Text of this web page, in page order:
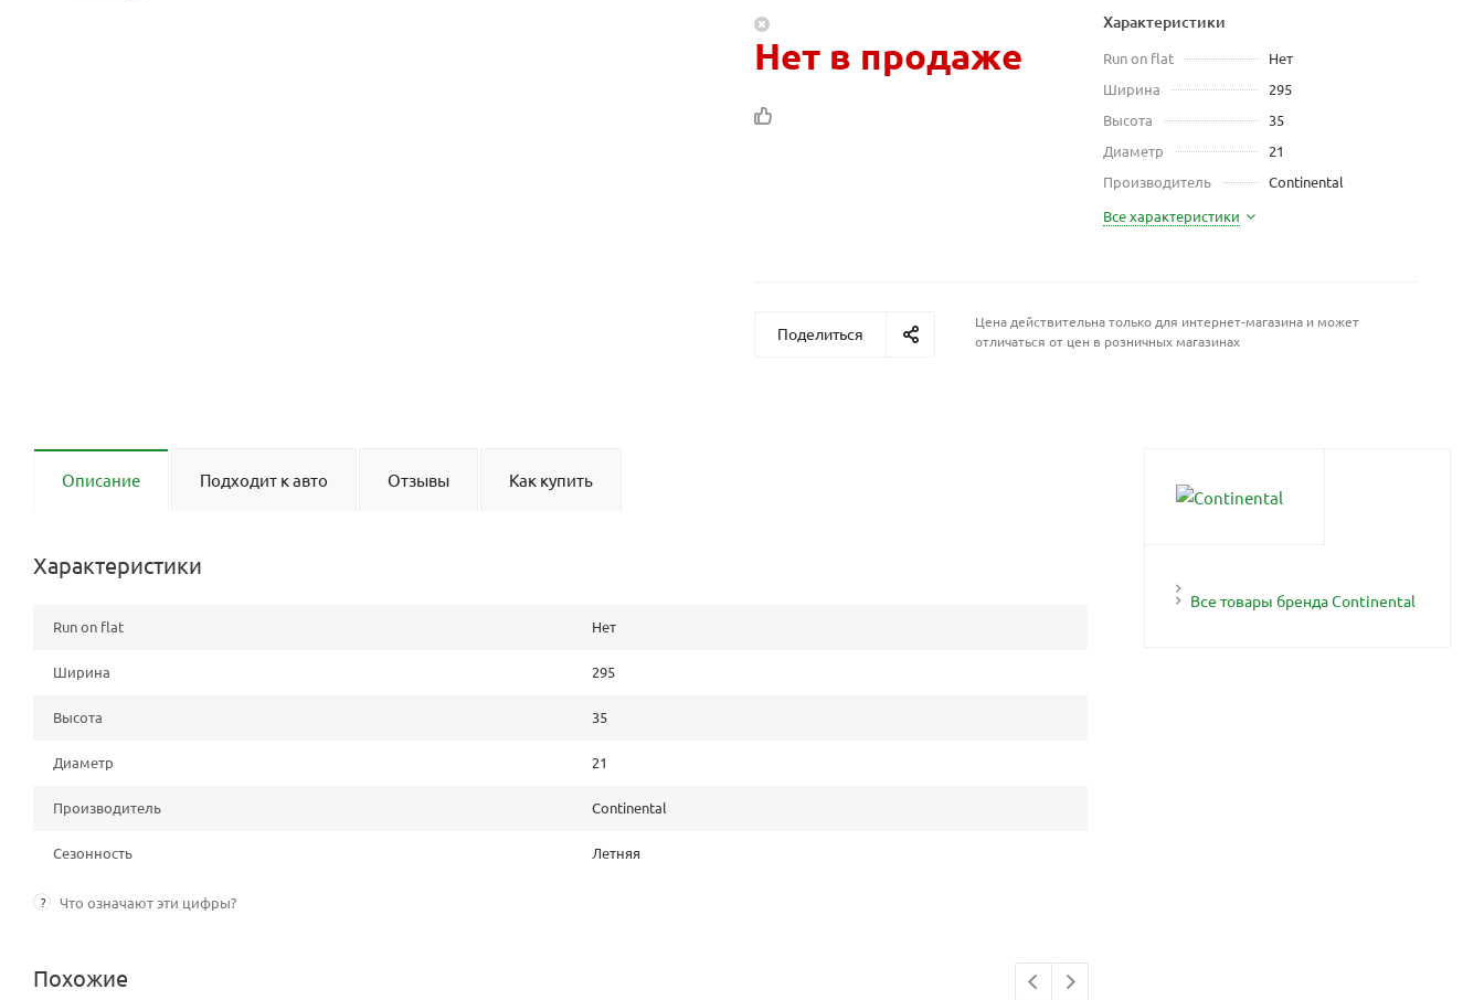
Нет в продаже
Характеристики
Run on flat
Нет
Ширина
295
Высота
35
Диаметр
21
Производитель
Continental
Все характеристики
Поделиться
Цена действительна только для интернет-магазина и может
отличаться от цен в розничных магазинах
Описание Подходит к авто Отзывы Как купить
Характеристики
Run on flat Нет
Ширина 295
Высота 35
Диаметр 21
Производитель Continental
Сезонность Летняя
? Что означают эти цифры?
Похожие
Все товары бренда Continental